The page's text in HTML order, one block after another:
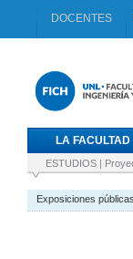
DOCENTES
LA FACULTAD
ESTUDIOS |
Exposiciones públicas